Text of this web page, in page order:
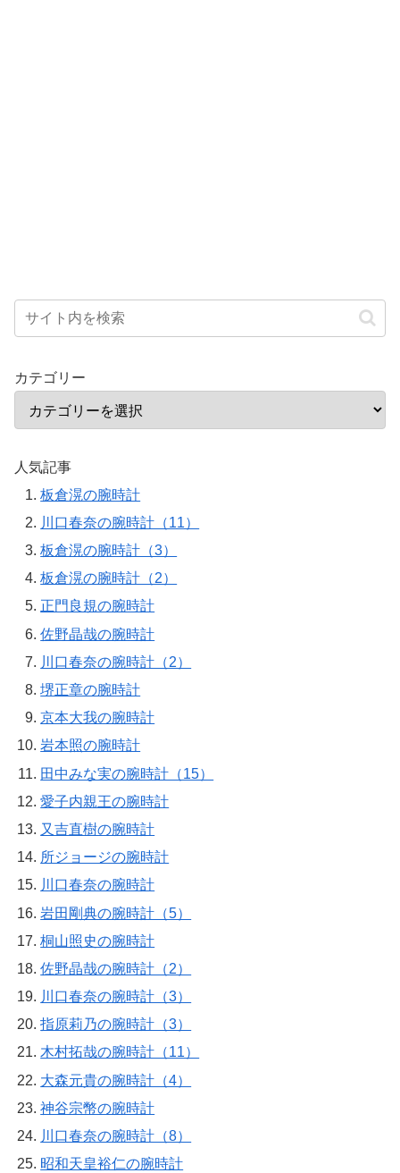
カテゴリー
人気記事
板倉滉の腕時計
川口春奈の腕時計（11）
板倉滉の腕時計（3）
板倉滉の腕時計（2）
正門良規の腕時計
佐野晶哉の腕時計
川口春奈の腕時計（2）
堺正章の腕時計
京本大我の腕時計
岩本照の腕時計
田中みな実の腕時計（15）
愛子内親王の腕時計
又吉直樹の腕時計
所ジョージの腕時計
川口春奈の腕時計
岩田剛典の腕時計（5）
桐山照史の腕時計
佐野晶哉の腕時計（2）
川口春奈の腕時計（3）
指原莉乃の腕時計（3）
木村拓哉の腕時計（11）
大森元貴の腕時計（4）
神谷宗幣の腕時計
川口春奈の腕時計（8）
昭和天皇裕仁の腕時計